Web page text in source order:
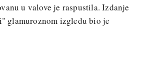
u valove je raspustila. Izdanje
glamuroznom izgledu bio je